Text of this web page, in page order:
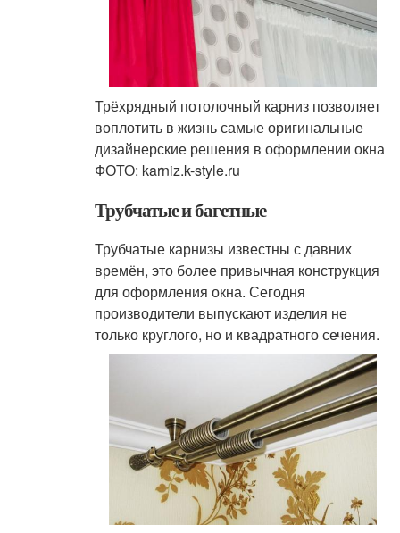
Трёхрядный потолочный карниз позволяет
воплотить в жизнь самые оригинальные
дизайнерские решения в оформлении окна
ФОТО: karniz.k-style.ru
Трубчатые и багетные
Трубчатые карнизы известны с давних
времён, это более привычная конструкция
для оформления окна. Сегодня
производители выпускают изделия не
только круглого, но и квадратного сечения.